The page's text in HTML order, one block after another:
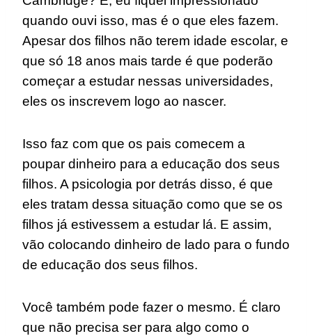
quando ouvi isso, mas é o que eles fazem.
Apesar dos filhos não terem idade escolar, e
que só 18 anos mais tarde é que poderão
começar a estudar nessas universidades,
eles os inscrevem logo ao nascer.
Isso faz com que os pais comecem a
poupar dinheiro para a educação dos seus
filhos. A psicologia por detrás disso, é que
eles tratam dessa situação como que se os
filhos já estivessem a estudar lá. E assim,
vão colocando dinheiro de lado para o fundo
de educação dos seus filhos.
Você também pode fazer o mesmo. É claro
que não precisa ser para algo como o